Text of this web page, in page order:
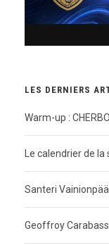
LES DERNIERS
Warm-up :
Le calendrier de
Santeri Vainionpää
Geoffroy